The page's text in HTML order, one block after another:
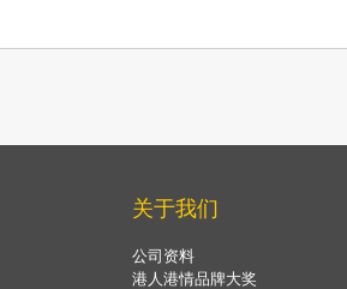
关于我们
公司资料
港人港情品牌大奖